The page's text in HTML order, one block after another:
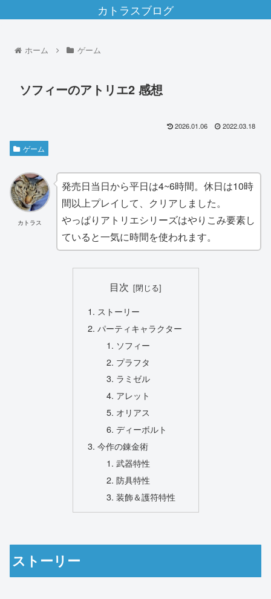
カトラスブログ
ホーム ゲーム
ソフィーのアトリエ2 感想
2026.01.06 2022.03.18
ゲーム
カトラス
発売日当日から平日は4~6時間。休日は10時
間以上プレイして、クリアしました。
やっぱりアトリエシリーズはやりこみ要素し
ていると一気に時間を使われます。
目次
ストーリー
パーティキャラクター
ソフィー
プラフタ
ラミゼル
アレット
オリアス
ディーボルト
今作の錬金術
武器特性
防具特性
装飾＆護符特性
ストーリー